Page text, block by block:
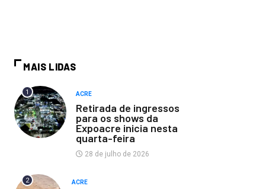
MAIS LIDAS
1 ACRE
Retirada de ingressos
para os shows da
Expoacre inicia nesta
quarta-feira
28 de julho de 2026
2 ACRE